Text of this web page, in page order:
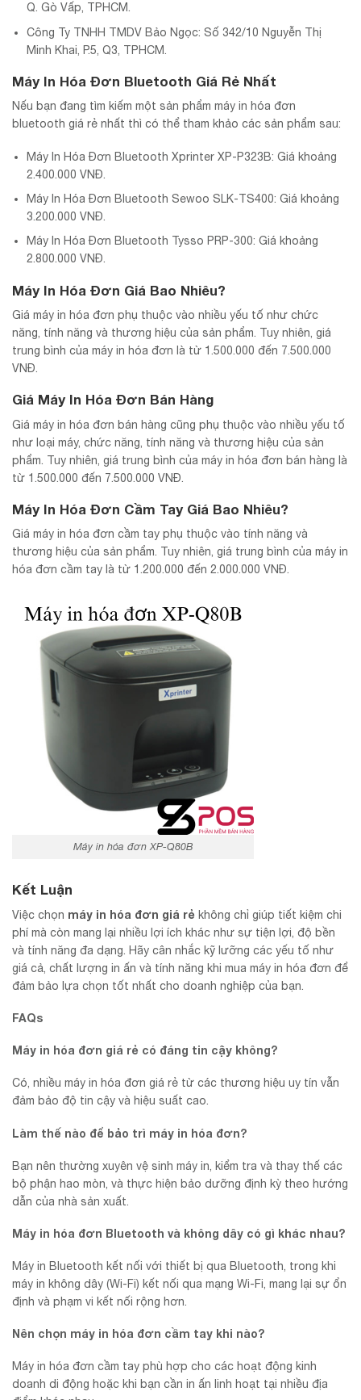
Q. Gò Vấp, TPHCM.
Công Ty TNHH TMDV Bảo Ngọc: Số 342/10 Nguyễn Thị
Minh Khai, P.5, Q3, TPHCM.
Máy In Hóa Đơn Bluetooth Giá Rẻ Nhất
Nếu bạn đang tìm kiếm một sản phẩm máy in hóa đơn
bluetooth giá rẻ nhất thì có thể tham khảo các sản phẩm sau:
Máy In Hóa Đơn Bluetooth Xprinter XP-P323B: Giá khoảng
2.400.000 VNĐ.
Máy In Hóa Đơn Bluetooth Sewoo SLK-TS400: Giá khoảng
3.200.000 VNĐ.
Máy In Hóa Đơn Bluetooth Tysso PRP-300: Giá khoảng
2.800.000 VNĐ.
Máy In Hóa Đơn Giá Bao Nhiêu?
Giá máy in hóa đơn phụ thuộc vào nhiều yếu tố như chức
năng, tính năng và thương hiệu của sản phẩm. Tuy nhiên, giá
trung bình của máy in hóa đơn là từ 1.500.000 đến 7.500.000
VNĐ.
Giá Máy In Hóa Đơn Bán Hàng
Giá máy in hóa đơn bán hàng cũng phụ thuộc vào nhiều yếu tố
như loại máy, chức năng, tính năng và thương hiệu của sản
phẩm. Tuy nhiên, giá trung bình của máy in hóa đơn bán hàng là
từ 1.500.000 đến 7.500.000 VNĐ.
Máy In Hóa Đơn Cầm Tay Giá Bao Nhiêu?
Giá máy in hóa đơn cầm tay phụ thuộc vào tính năng và
thương hiệu của sản phẩm. Tuy nhiên, giá trung bình của máy in
hóa đơn cầm tay là từ 1.200.000 đến 2.000.000 VNĐ.
Máy in hóa đơn XP-Q80B
Kết Luận
Việc chọn máy in hóa đơn giá rẻ không chỉ giúp tiết kiệm chi
phí mà còn mang lại nhiều lợi ích khác như sự tiện lợi, độ bền
và tính năng đa dạng. Hãy cân nhắc kỹ lưỡng các yếu tố như
giá cả, chất lượng in ấn và tính năng khi mua máy in hóa đơn để
đảm bảo lựa chọn tốt nhất cho doanh nghiệp của bạn.
FAQs
Máy in hóa đơn giá rẻ có đáng tin cậy không?
Có, nhiều máy in hóa đơn giá rẻ từ các thương hiệu uy tín vẫn
đảm bảo độ tin cậy và hiệu suất cao.
Làm thế nào để bảo trì máy in hóa đơn?
Bạn nên thường xuyên vệ sinh máy in, kiểm tra và thay thế các
bộ phận hao mòn, và thực hiện bảo dưỡng định kỳ theo hướng
dẫn của nhà sản xuất.
Máy in hóa đơn Bluetooth và không dây có gì khác nhau?
Máy in Bluetooth kết nối với thiết bị qua Bluetooth, trong khi
máy in không dây (Wi-Fi) kết nối qua mạng Wi-Fi, mang lại sự ổn
định và phạm vi kết nối rộng hơn.
Nên chọn máy in hóa đơn cầm tay khi nào?
Máy in hóa đơn cầm tay phù hợp cho các hoạt động kinh
doanh di động hoặc khi bạn cần in ấn linh hoạt tại nhiều địa